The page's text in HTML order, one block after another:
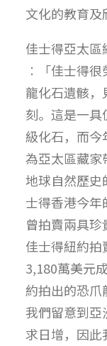
文化的教育及
佳士得亞太
︰「佳士得
龍化石遺骸，
刻。這是一
級化石，而今
為亞太區藏家
地球自然歷史
士得香港今年
曾拍賣兩具
佳士得紐約
3,180萬美元
約拍出的恐爪
我們留意到
求日增，因此